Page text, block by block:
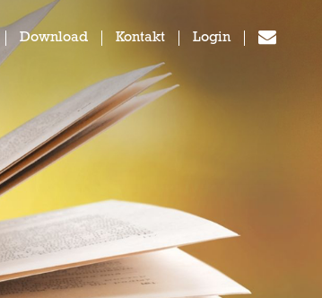
Download Kontakt Login